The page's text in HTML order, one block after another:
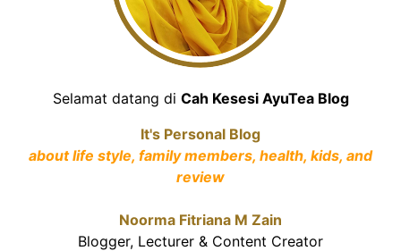
Selamat datang di Cah Kesesi AyuTea Blog
It's Personal Blog
about life style, family members, health, kids, and
review
Noorma Fitriana M Zain
Blogger, Lecturer & Content Creator